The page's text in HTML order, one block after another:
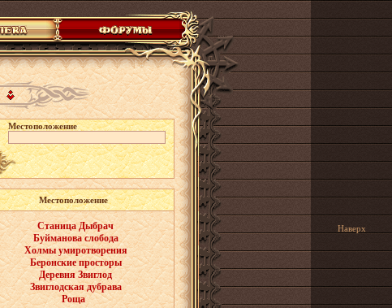
Наверх
Местоположение
Местоположение
Станица Дыбрач
Буйманова слобода
Холмы умиротворения
Беронские просторы
Деревня Звиглод
Звиглодская дубрава
Роща